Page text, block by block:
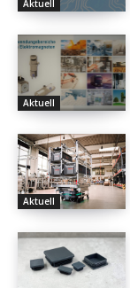
Aktuell
Aktuell
Aktuell